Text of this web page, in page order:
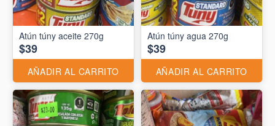
Atún túny aceite 270g
$39
AÑADIR AL CARRITO
Atún túny agua 270g
$39
AÑADIR AL CARRITO